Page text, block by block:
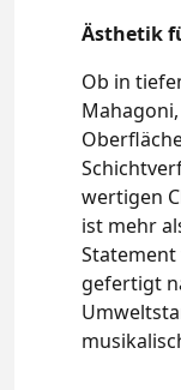
Ästhetik
Ob in
wertigen
ist mehr
gefertigt